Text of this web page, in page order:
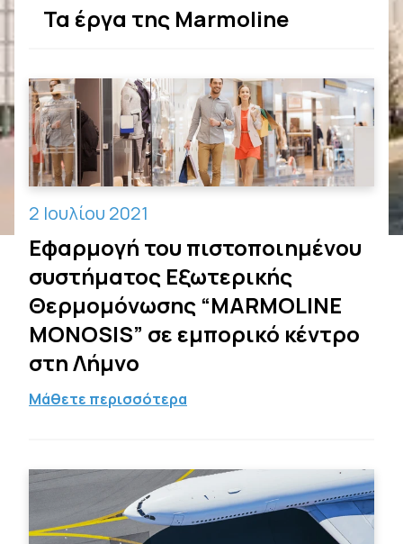
Τα έργα της Marmoline
2 Ιουλίου 2021
Εφαρμογή του πιστοποιημένου
συστήματος Εξωτερικής
Θερμομόνωσης “MARMOLINE
MONOSIS” σε εμπορικό κέντρο
στη Λήμνο
Μάθετε περισσότερα